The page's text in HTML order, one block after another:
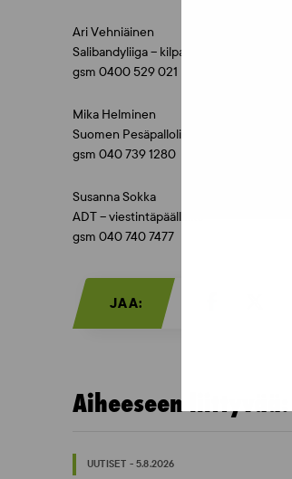
Ari Vehniäinen
Salibandyliiga – kilpailupäällikkö
gsm 0400 529 021
Mika Helminen
Suomen Pesäpalloliitto – kilpailupäällikkö
gsm 040 739 1280
Susanna Sokka
ADT – viestintäpäällikkö
gsm 040 740 7477
JAA:
Aiheeseen liittyvää:
UUTISET - 5.8.2026